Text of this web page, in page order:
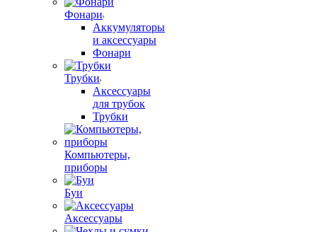
Фонари
Аккумуляторы
и аксессуары
Фонари
Трубки
Аксессуары
для трубок
Трубки
Компьютеры,
приборы
Буи
Аксессуары